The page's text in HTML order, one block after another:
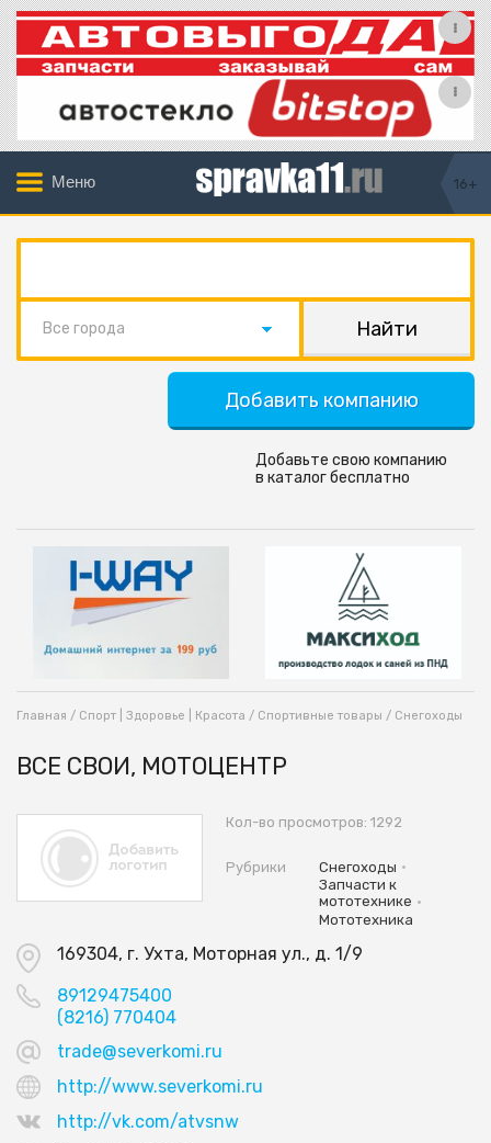
Меню 16+
Все города
Добавить компанию
Добавьте свою компанию
в каталог бесплатно
Главная / Спорт | Здоровье | Красота / Спортивные товары / Снегоходы
ВСЕ СВОИ, МОТОЦЕНТР
Кол-во просмотров: 1292
Рубрики Снегоходы •
Запчасти к
мототехнике •
Мототехника
169304, г. Ухта, Моторная ул., д. 1/9
89129475400
(8216) 770404
trade@severkomi.ru
http://www.severkomi.ru
http://vk.com/atvsnw